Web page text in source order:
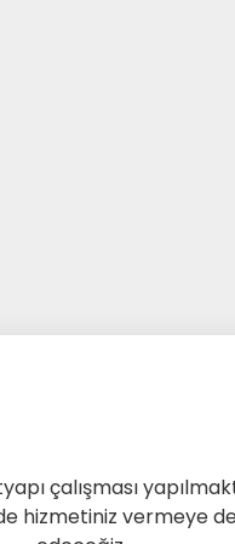
çalışması
hizmetiniz vermeye